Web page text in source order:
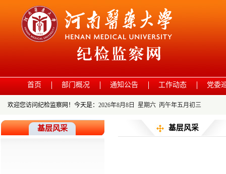
首页 部门概况 通知公告 工作动态 党委
欢迎您访问纪检监察网！今天是： 2026年8月8日 星期六 丙午年五月初三
基层风采 基层风采